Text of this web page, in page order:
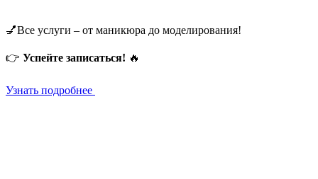
💅Все услуги – от маникюра до моделирования!
👉 Успейте записаться! 🔥
Узнать подробнее